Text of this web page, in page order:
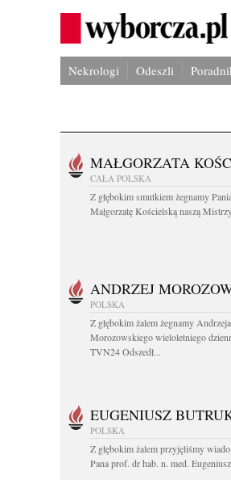
Nekrologi Odeszli
MAŁGORZATA
CAŁA POLSKA
Z głębokim smutkiem żegnamy
Małgorzatę Kościelską naszą
ANDRZEJ
POLSKA
Z głębokim żalem żegnamy Andrzeja
Morozowskiego wieloletniego
TVN24 Odszedł...
EUGENIUSZ
POLSKA
Z głębokim żalem przyjęliśmy
Pana prof. dr hab. n. med.